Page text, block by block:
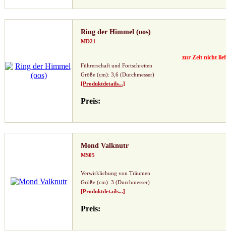
Ring der Himmel (oos)
MD21
zur Zeit nicht
Führerschaft und Fortschreiten
Größe (cm): 3,6 (Durchmesser)
[Produktdetails...]
Preis:
Mond Valknutr
MS05
Verwirklichung von Träumen
Größe (cm): 3 (Durchmesser)
[Produktdetails...]
Preis: